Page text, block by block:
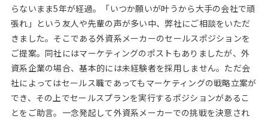
らないまま5年が経過。「いつか願いが叶うから大手の会社で頑
張れ」という友人や先輩の声が多い中、弊社にご相談をいただ
きました。そこである外資系メーカーのセールスポジションを
ご提案。同社にはマーケティングのポストもありましたが、外
資系企業の場合、基本的には未経験者を採用しません。ただ会
社によってはセールス職であってもマーケティングの戦略立案が
でき、その上でセールスプランを実行するポジションがあるこ
とをご助言。一念発起して外資系メーカーでの挑戦を決意され